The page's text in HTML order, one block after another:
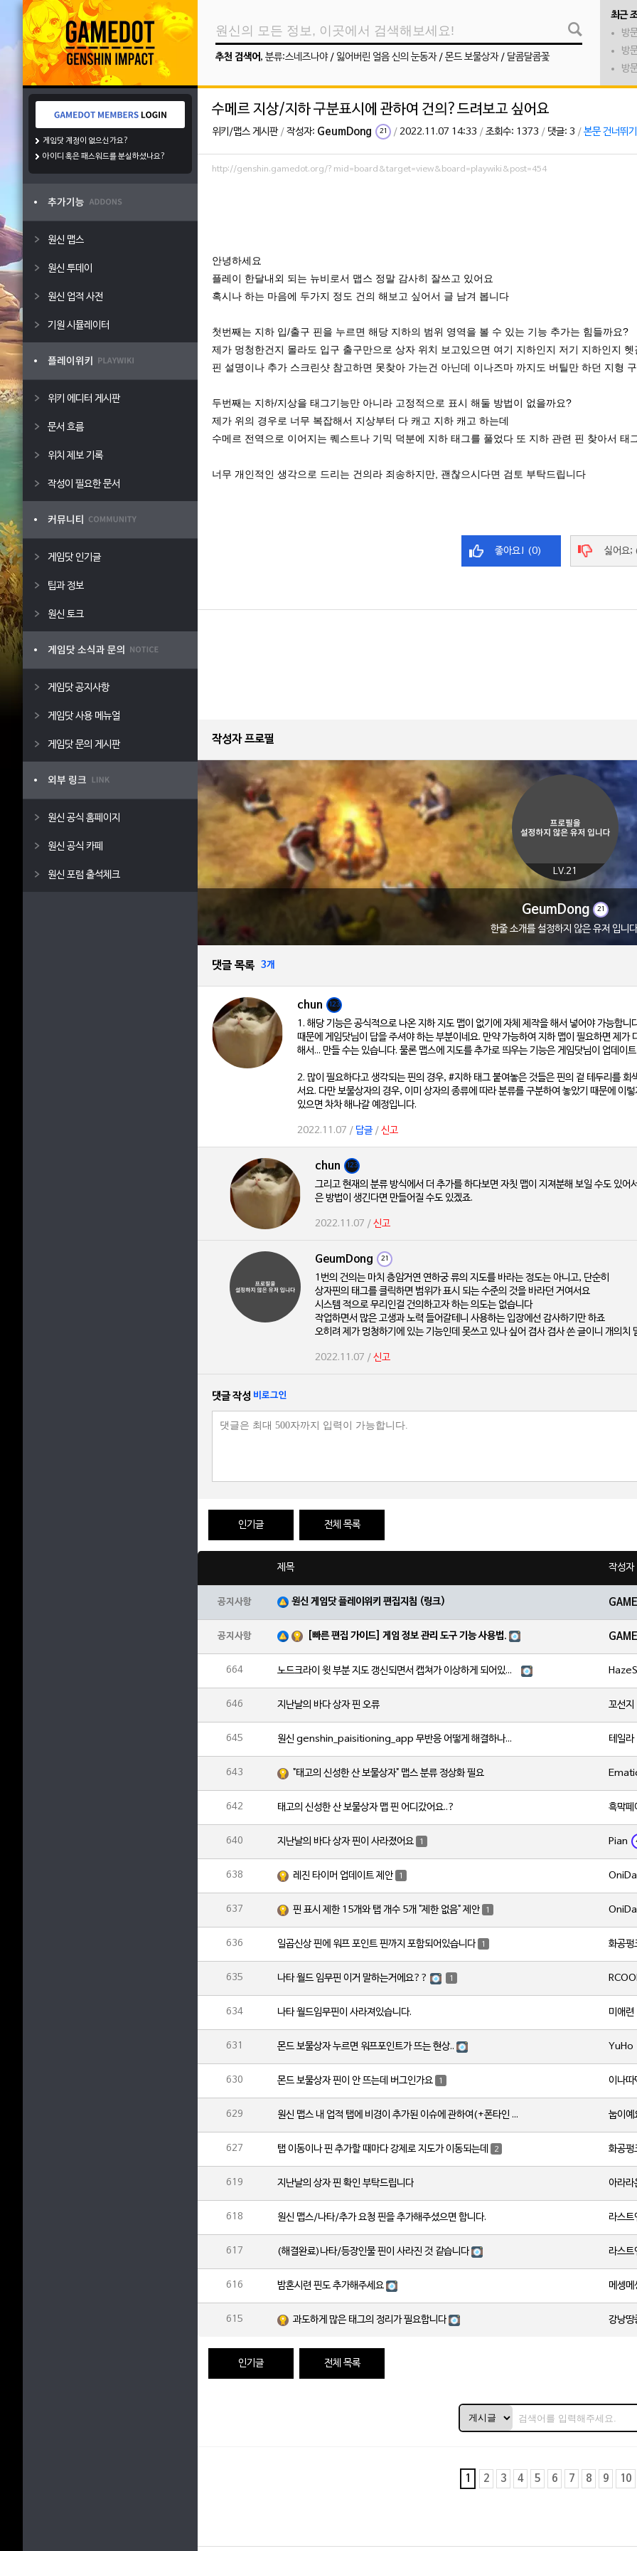
게임닷 계정이 없으신가요?
아이디 혹은 패스워드를 분실하셨나요?
원신 맵스
원신 투데이
원신 업적 사전
기원 시뮬레이터
위키 에디터 게시판
문서 흐름
위치 제보 기록
작성이 필요한 문서
게임닷 인기글
팁과 정보
원신 토크
게임닷 공지사항
게임닷 사용 메뉴얼
게임닷 문의 게시판
원신 공식 홈페이지
원신 공식 카페
원신 포럼 출석체크
추천 검색어 , 분류:스네즈나야/ 잃어버린 얼음 신의 눈동자/ 몬드 보물상자/ 달콤달콤꽃
최근
방
방
방
수메르 지상/지하 구분표시에 관하여 건의?드려보고 싶어요
위키/맵스 게시판/ 작성자: GeumDong 21 / 2022.11.07 14:33 / 조회수: 1373 / 댓글: 3 / 본문 건너뛰기
http://genshin.gamedot.org/?mid=board&target=view&board=playwiki&post=454
안녕하세요
플레이 한달내외 되는 뉴비로서 맵스 정말 감사히 잘쓰고 있어요
혹시나 하는 마음에 두가지 정도 건의 해보고 싶어서 글 남겨 봅니다
첫번째는 지하 입/출구 핀을 누르면 해당 지하의 범위 영역을 볼 수 있는 기능 추가는 힘들까요?
제가 멍청한건지 몰라도 입구 출구만으로 상자 위치 보고있으면 여기 지하인지 저기 지하인지
핀 설명이나 추가 스크린샷 참고하면 못찾아 가는건 아닌데 이나즈마 까지도 버틸만 하던 지형
두번째는 지하/지상을 태그기능만 아니라 고정적으로 표시 해둘 방법이 없을까요?
제가 위의 경우로 너무 복잡해서 지상부터 다 캐고 지하 캐고 하는데
수메르 전역으로 이어지는 퀘스트나 기믹 덕분에 지하 태그를 풀었다 또 지하 관련 핀 찾아서 태
너무 개인적인 생각으로 드리는 건의라 죄송하지만, 괜찮으시다면 검토 부탁드립니다
좋아요! (0) 싫어요;
작성자 프로필
LV.21
GeumDong 21
한줄 소개를 설정하지 않은 유저 입니
댓글 목록 3개
chun 123
1. 해당 기능은 공식적으로 나온 지하 지도 맵이 없기에 자체 제작을 해서 넣어야 가능합
때문에 게임닷님이 답을 주셔야 하는 부분이네요. 만약 가능하여 지하 맵이 필요하면 제
해서... 만들 수는 있습니다. 물론 맵스에 지도를 추가로 띄우는 기능은 게임닷님이 업데이
2. 많이 필요하다고 생각되는 핀의 경우, #지하 태그 붙여놓은 것들은 핀의 겉 테두리를
서요. 다만 보물상자의 경우, 이미 상자의 종류에 따라 분류를 구분하여 놓았기 때문에 이
있으면 차차 해나갈 예정입니다.
2022.11.07 / 답글/ 신고
chun 123
그리고 현재의 분류 방식에서 더 추가를 하다보면 자칫 맵이 지져분해 보일 수도 있
은 방법이 생긴다면 만들어질 수도 있겠죠.
2022.11.07 / 신고
GeumDong 21
1번의 건의는 마치 층암거연 연하궁 류의 지도를 바라는 정도는 아니고, 단순히
상자핀의 태그를 클릭하면 범위가 표시 되는 수준의 것을 바라던 거여서요
시스템 적으로 무리인걸 건의하고자 하는 의도는 없습니다
작업하면서 많은 고생과 노력 들어갈테니 사용하는 입장에선 감사하기만 하죠
오히려 제가 멍청하기에 있는 기능인데 못쓰고 있나 싶어 겸사 겸사 쓴 글이니 개의치
2022.11.07 / 신고
댓글 작성 비로그인
인기글 전체 목록
제목 작성자
공지사항 원신 게임닷 플레이위키 편집지침 (링크)
공지사항 [빠른 편집 가이드] 게임 정보 관리 도구 기능 사용법.
664 노드크라이 윗 부분 지도 갱신되면서 캡쳐가 이상하게 되어있는거같습니다
646 지난날의 바다 상자 핀 오류 꼬선지
645 원신 genshin_paisitioning_app 무반응 어떻게 해결하나요? 테일라
643 "태고의 신성한 산 보물상자" 맵스 분류 정상화 필요
642 태고의 신성한 산 보물상자 맵 핀 어디갔어요..? 흑막페
640 지난날의 바다 상자 핀이 사라졌어요 1 Pian
638 레진 타이머 업데이트 제안 1
637 핀 표시 제한 15개와 탭 개수 5개 "제한 없음" 제안 1
636 일곱신상 핀에 워프 포인트 핀까지 포함되어있습니다 1 화공펑
635 나타 월드 임무핀 이거 말하는거에요?? 1
634 나타 월드임무핀이 사라져있습니다. 미애련
631 몬드 보물상자 누르면 워프포인트가 뜨는 현상.. YuHo
630 몬드 보물상자 핀이 안 뜨는데 버그인가요 1 이나따
629 원신 맵스 내 업적 탭에 비경이 추가된 이슈에 관하여(+폰타인 비경 위치 오류) 눕이예
627 탭 이동이나 핀 추가할 때마다 강제로 지도가 이동되는데 2 화공펑
619 지난날의 상자 핀 확인 부탁드립니다 아라라
618 원신 맵스/나타/추가 요청 핀을 추가해주셨으면 합니다. 라스트
617 (해결완료)나타/등장인물 핀이 사라진 것 같습니다 라스트
616 밤혼시련 핀도 추가해주세요 메셍메
615 과도하게 많은 태그의 정리가 필요합니다 강낭땅
인기글 전체 목록
1 2 3 4 5 6 7 8 9 10